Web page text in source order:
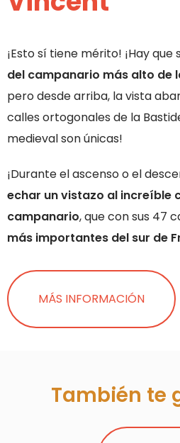
¡Esto sí tiene mérito! ¡Hay que
del campanario más alto de
pero desde arriba, la vista
calles ortogonales de la
medieval son únicas!
¡Durante el ascenso o el
echar un vistazo al increíble
campanario, que con sus 47
más importantes del sur de
MÁS INFORMACIÓN
También te